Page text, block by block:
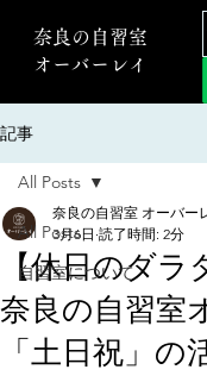
奈良の自習室
オーバーレイ
記事
All Posts
自習室について
All Posts
【休日のダラ
奈良の自習室
「土日祝」の
奈良の自習室 オーバー
3月6日 読了時間: 2分